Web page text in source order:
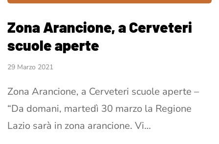
Zona Arancione, a Cerveteri
scuole aperte
29 Marzo 2021
Zona Arancione, a Cerveteri scuole aperte –
“Da domani, martedì 30 marzo la Regione
Lazio sarà in zona arancione. Vi…